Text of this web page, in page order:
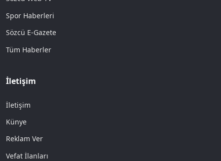
Spor Haberleri
Sözcü E-Gazete
Tüm Haberler
İletişim
İletişim
Künye
Reklam Ver
Vefat İlanları